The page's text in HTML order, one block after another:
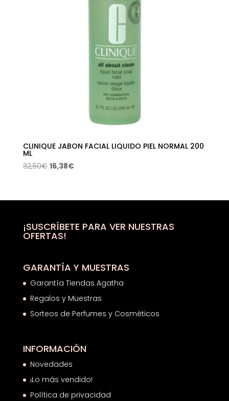
CLINIQUE JABON FACIAL LIQUIDO PIEL NORMAL 200
ML
32,50€ El
era:
16,38€El
es:
¡SUSCRÍBETE PARA VER NUESTRAS
OFERTAS!
GARANTÍA Y MUESTRAS
Garantía Tiendas Agatha
Regalos y Muestras
Sorteos de Perfumes y Cosméticos
INFORMACIÓN
Novedades
¡Lo más vendido!
Política de privacidad